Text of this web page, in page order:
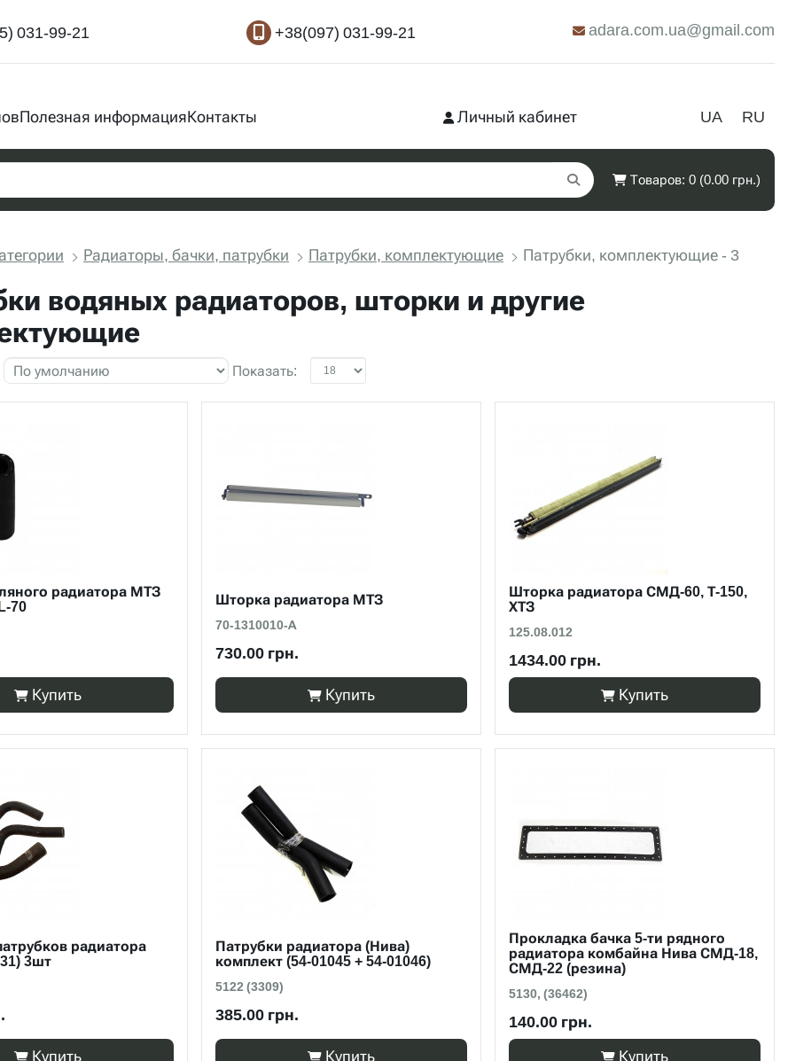
031-99-21 +38(097) 031-99-21 adara.com.ua@gmail.com
Полезная информацияКонтакты UA RU
Личный кабинет
Товаров: 0 (0.00 грн.)
Радиаторы, бачки, патрубки Патрубки, комплектующие Патрубки, комплектующие - 3
водяных радиаторов, шторки и другие
Показать:
радиатора МТЗ
70
Купить
Шторка радиатора МТЗ
70-1310010-А
730.00 грн.
Купить
Шторка радиатора СМД-60, Т-150,
ХТЗ
125.08.012
1434.00 грн.
Купить
радиатора
3шт
Купить
Патрубки радиатора (Нива)
комплект (54-01045 + 54-01046)
5122 (3309)
385.00 грн.
Купить
Прокладка бачка 5-ти рядного
радиатора комбайна Нива СМД-18,
СМД-22 (резина)
5130, (36462)
140.00 грн.
Купить